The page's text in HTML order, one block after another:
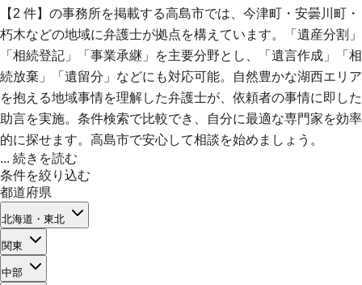
【2 件】の事務所を掲載する高島市では、今津町・安曇川町・
朽木などの地域に弁護士が拠点を構えています。「遺産分割」
「相続登記」「事業承継」を主要分野とし、「遺言作成」「相
続放棄」「遺留分」などにも対応可能。自然豊かな湖西エリア
を抱える地域事情を理解した弁護士が、依頼者の事情に即した
助言を実施。条件検索で比較でき、自分に最適な専門家を効率
的に探せます。高島市で安心して相談を始めましょう。
... 続きを読む
条件を絞り込む
都道府県
北海道・東北
関東
中部